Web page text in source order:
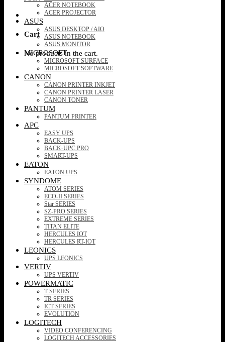
Cart
No products in the cart.
ACER NOTEBOOK
ACER PROJECTOR
ASUS
ASUS DESKTOP / AIO
ASUS NOTEBOOK
ASUS MONITOR
MICROSOFT
MICROSOFT SURFACE
MICROSOFT SOFTWARE
CANON
CANON PRINTER INKJET
CANON PRINTER LASER
CANON TONER
PANTUM
PANTUM PRINTER
APC
EASY UPS
BACK-UPS
BACK-UPC PRO
SMART-UPS
EATON
EATON UPS
SYNDOME
ATOM SERIES
ECO-II SERIES
Star SERIES
SZ-PRO SERIES
EXTREME SERIES
TITAN ELITE
HERCULES IOT
HERCULES RT-IOT
LEONICS
UPS LEONICS
VERTIV
UPS VERTIV
POWERMATIC
T SERIES
TR SERIES
ICT SERIES
EVOLUTION
LOGITECH
VIDEO CONFERENCING
LOGITECH ACCESSORIES